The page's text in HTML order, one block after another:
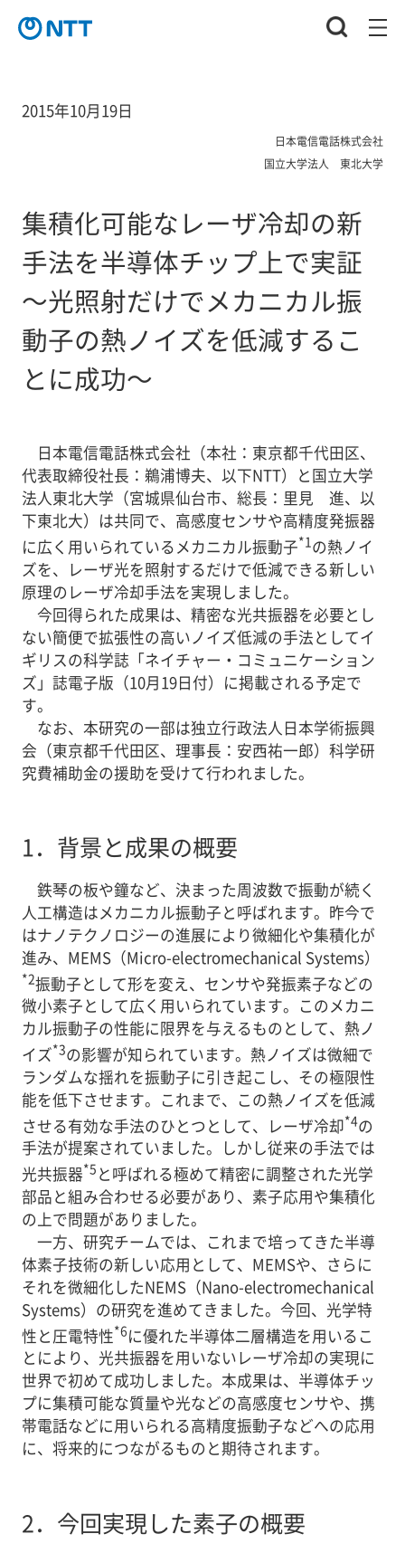
2015年10月19日
日本電信電話株式会社
国立大学法人 東北大学
集積化可能なレーザ冷却の新
手法を半導体チップ上で実証
～光照射だけでメカニカル振
動子の熱ノイズを低減するこ
とに成功～
日本電信電話株式会社（本社：東京都千代田区、
代表取締役社長：鵜浦博夫、以下NTT）と国立大学
法人東北大学（宮城県仙台市、総長：里見 進、以
下東北大）は共同で、高感度センサや高精度発振器
に広く用いられているメカニカル振動子*1の熱ノイ
ズを、レーザ光を照射するだけで低減できる新しい
原理のレーザ冷却手法を実現しました。
今回得られた成果は、精密な光共振器を必要とし
ない簡便で拡張性の高いノイズ低減の手法としてイ
ギリスの科学誌「ネイチャー・コミュニケーション
ズ」誌電子版（10月19日付）に掲載される予定で
す。
なお、本研究の一部は独立行政法人日本学術振興
会（東京都千代田区、理事長：安西祐一郎）科学研
究費補助金の援助を受けて行われました。
1． 背景と成果の概要
鉄琴の板や鐘など、決まった周波数で振動が続く
人工構造はメカニカル振動子と呼ばれます。昨今で
はナノテクノロジーの進展により微細化や集積化が
進み、MEMS（Micro-electromechanical Systems）
*2振動子として形を変え、センサや発振素子などの
微小素子として広く用いられています。このメカニ
カル振動子の性能に限界を与えるものとして、熱ノ
イズ*3の影響が知られています。熱ノイズは微細で
ランダムな揺れを振動子に引き起こし、その極限性
能を低下させます。これまで、この熱ノイズを低減
させる有効な手法のひとつとして、レーザ冷却*4の
手法が提案されていました。しかし従来の手法では
光共振器*5 と呼ばれる極めて精密に調整された光学
部品と組み合わせる必要があり、素子応用や集積化
の上で問題がありました。
一方、研究チームでは、これまで培ってきた半導
体素子技術の新しい応用として、MEMSや、さらに
それを微細化したNEMS（Nano-electromechanical
Systems）の研究を進めてきました。今回、光学特
性と圧電特性*6に優れた半導体二層構造を用いるこ
とにより、光共振器を用いないレーザ冷却の実現に
世界で初めて成功しました。本成果は、半導体チッ
プに集積可能な質量や光などの高感度センサや、携
帯電話などに用いられる高精度振動子などへの応用
に、将来的につながるものと期待されます。
2． 今回実現した素子の概要